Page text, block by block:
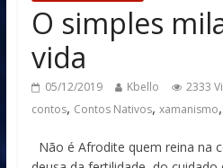
O simples
vida
05/12/2019 Kbello 2333
contos, Contos Nativos, xamanismo,
Não é Afrodite quem reina na